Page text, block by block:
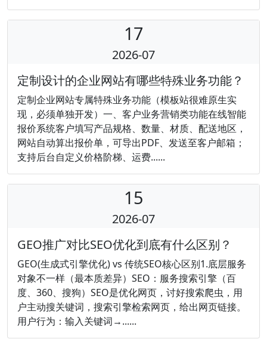
17
2026-07
定制设计的企业网站有哪些特殊业务功能？
定制企业网站专属特殊业务功能（模板站很难原生实
现，必须单独开发）一、客户业务营销类功能在线智能
报价系统客户填写产品规格、数量、材质、配送地区，
网站自动算出报价单，可导出PDF、发送至客户邮箱；
支持后台自定义价格阶梯、运费......
15
2026-07
GEO推广对比SEO优化到底有什么区别？
GEO(生成式引擎优化) vs 传统SEO核心区别1.底层服务
对象不一样（最本质差异）SEO：服务搜索引擎（百
度、360、搜狗）SEO是优化网页，讨好搜索爬虫，用
户主动搜关键词，搜索引擎检索网页，给出网页链接。
用户行为：输入关键词→......